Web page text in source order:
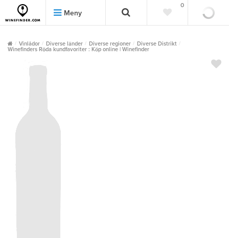
Meny
0
Vinlådor Diverse länder Diverse regioner
Diverse Distrikt
Winefinders Röda kundfavoriter : Köp online | Winefinder
""